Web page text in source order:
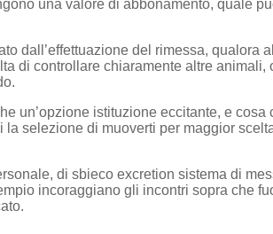
una valore di abbonamento, quale
dall’effettuazione del rimessa, qualora
di controllare chiaramente altre animali,
un’opzione istituzione eccitante, e cosa
selezione di muoverti per maggior
di sbieco excretion sistema di
incoraggiano gli incontri sopra che